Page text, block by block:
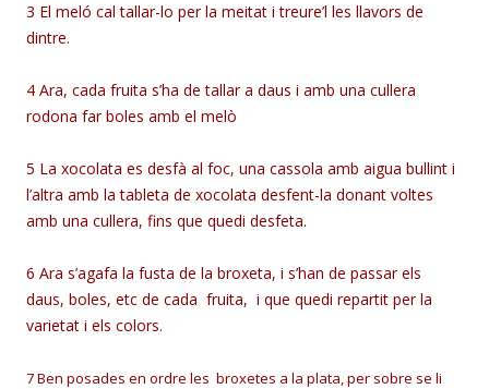
3 El meló cal tallar-lo per la meitat i treure’l les llavors de
dintre.
4 Ara, cada fruita s’ha de tallar a daus i amb una cullera
rodona far boles amb el melò
5 La xocolata es desfà al foc, una cassola amb aigua bullint i
l’altra amb la tableta de xocolata desfent-la donant voltes
amb una cullera, fins que quedi desfeta.
6 Ara s’agafa la fusta de la broxeta, i s’han de passar els
daus, boles, etc de cada fruita, i que quedi repartit per la
varietat i els colors.
7 Ben posades en ordre les broxetes a la plata, per sobre se li